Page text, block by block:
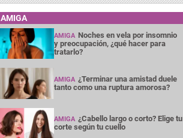
AMIGA
AMIGA Noches en vela por insomnio
y preocupación, ¿qué hacer para
tratarlo?
AMIGA ¿Terminar una amistad duele
tanto como una ruptura amorosa?
AMIGA ¿Cabello largo o corto? Elige tu
corte según tu cuello